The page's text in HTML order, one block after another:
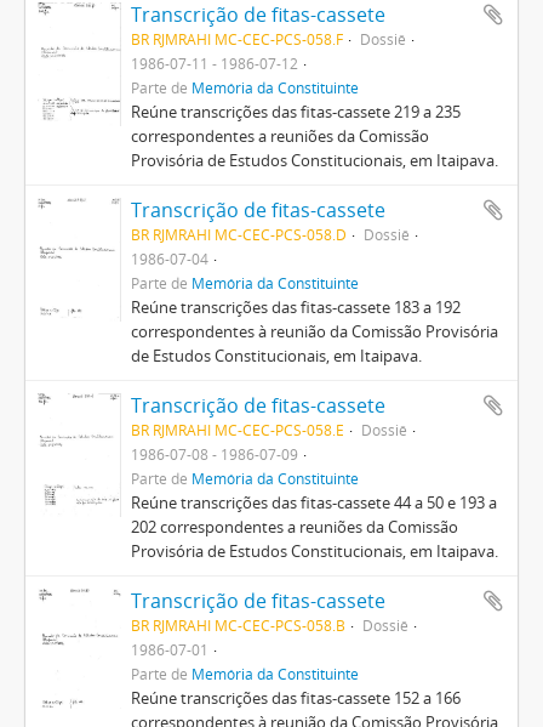
Transcrição de fitas-cassete
BR RJMRAHI MC-CEC-PCS-058.F
Dossiê
1986-07-11 - 1986-07-12
Parte de Memória da Constituinte
Reúne transcrições das fitas-cassete 219 a 235
correspondentes a reuniões da Comissão
Provisória de Estudos Constitucionais, em Itaipava.
Transcrição de fitas-cassete
BR RJMRAHI MC-CEC-PCS-058.D
Dossiê
1986-07-04
Parte de Memória da Constituinte
Reúne transcrições das fitas-cassete 183 a 192
correspondentes à reunião da Comissão Provisória
de Estudos Constitucionais, em Itaipava.
Transcrição de fitas-cassete
BR RJMRAHI MC-CEC-PCS-058.E
Dossiê
1986-07-08 - 1986-07-09
Parte de Memória da Constituinte
Reúne transcrições das fitas-cassete 44 a 50 e 193 a
202 correspondentes a reuniões da Comissão
Provisória de Estudos Constitucionais, em Itaipava.
Transcrição de fitas-cassete
BR RJMRAHI MC-CEC-PCS-058.B
Dossiê
1986-07-01
Parte de Memória da Constituinte
Reúne transcrições das fitas-cassete 152 a 166
correspondentes à reunião da Comissão Provisória